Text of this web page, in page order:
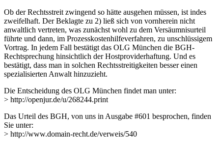
Ob der Rechtsstreit zwingend so hätte ausgehen müssen, ist indes
zweifelhaft. Der Beklagte zu 2) ließ sich von vornherein nicht
anwaltlich vertreten, was zunächst wohl zu dem Versäumnisurteil
führte und dann, im Prozesskostenhilfeverfahren, zu unschlüssigem
Vortrag. In jedem Fall bestätigt das OLG München die BGH-
Rechtsprechung hinsichtlich der Hostproviderhaftung. Und es
bestätigt, dass man in solchen Rechtsstreitigkeiten besser einen
spezialisierten Anwalt hinzuzieht.
Die Entscheidung des OLG München findet man unter:
> http://openjur.de/u/268244.print
Das Urteil des BGH, von uns in Ausgabe #601 besprochen, finden
Sie unter:
> http://www.domain-recht.de/verweis/540